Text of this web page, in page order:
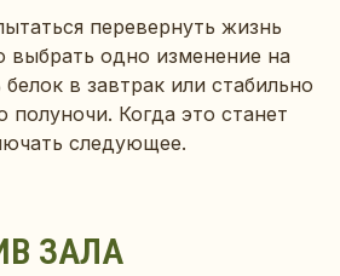
перевернуть жизнь
выбрать одно изменение на
в завтрак или стабильно
полуночи. Когда это станет
следующее.
ЗАЛА